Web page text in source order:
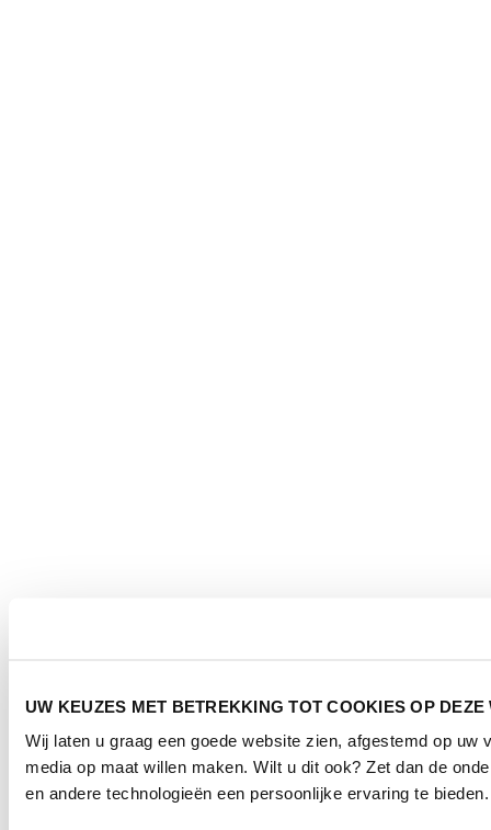
UW KEUZES MET BETREKKING TOT COOKIES OP DEZE
Wij laten u graag een goede website zien, afgestemd op
media op maat willen maken. Wilt u dit ook? Zet dan de
en andere technologieën een persoonlijke ervaring te bieden.